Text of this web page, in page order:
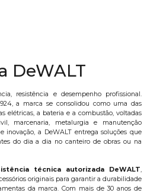
DeWALT
resistência e desempenho profissional.
a marca se consolidou como uma das
elétricas, a bateria e a combustão, voltadas
marcenaria, metalurgia e manutenção
inovação, a DeWALT entrega soluções que
do dia a dia no canteiro de obras ou na
técnica autorizada DeWALT,
originais para garantir a durabilidade
da marca. Com mais de 30 anos de